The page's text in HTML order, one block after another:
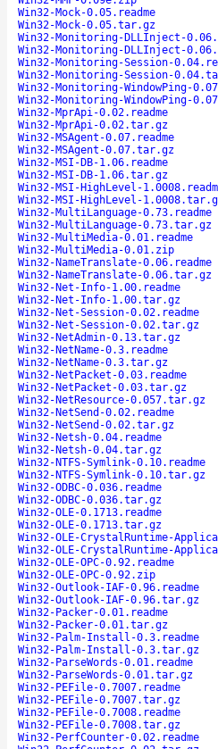
Win32-Mock-0.05.readme
Win32-Mock-0.05.tar.gz
Win32-Monitoring-DLLInject-
Win32-Monitoring-DLLInject-
Win32-Monitoring-Session-
Win32-Monitoring-Session-
Win32-Monitoring-WindowPing-
Win32-Monitoring-WindowPing-
Win32-MprApi-0.02.readme
Win32-MprApi-0.02.tar.gz
Win32-MSAgent-0.07.readme
Win32-MSAgent-0.07.tar.gz
Win32-MSI-DB-1.06.readme
Win32-MSI-DB-1.06.tar.gz
Win32-MSI-HighLevel-
Win32-MSI-HighLevel-
Win32-MultiLanguage-0.73.readme
Win32-MultiLanguage-0.73.tar.gz
Win32-MultiMedia-0.01.readme
Win32-MultiMedia-0.01.zip
Win32-NameTranslate-0.06.readme
Win32-NameTranslate-0.06.tar.gz
Win32-Net-Info-1.00.readme
Win32-Net-Info-1.00.tar.gz
Win32-Net-Session-0.02.readme
Win32-Net-Session-0.02.tar.gz
Win32-NetAdmin-0.13.tar.gz
Win32-NetName-0.3.readme
Win32-NetName-0.3.tar.gz
Win32-NetPacket-0.03.readme
Win32-NetPacket-0.03.tar.gz
Win32-NetResource-0.057.tar.gz
Win32-NetSend-0.02.readme
Win32-NetSend-0.02.tar.gz
Win32-Netsh-0.04.readme
Win32-Netsh-0.04.tar.gz
Win32-NTFS-Symlink-0.10.readme
Win32-NTFS-Symlink-0.10.tar.gz
Win32-ODBC-0.036.readme
Win32-ODBC-0.036.tar.gz
Win32-OLE-0.1713.readme
Win32-OLE-0.1713.tar.gz
Win32-OLE-CrystalRuntime-
Win32-OLE-CrystalRuntime-
Win32-OLE-OPC-0.92.readme
Win32-OLE-OPC-0.92.zip
Win32-Outlook-IAF-0.96.readme
Win32-Outlook-IAF-0.96.tar.gz
Win32-Packer-0.01.readme
Win32-Packer-0.01.tar.gz
Win32-Palm-Install-0.3.readme
Win32-Palm-Install-0.3.tar.gz
Win32-ParseWords-0.01.readme
Win32-ParseWords-0.01.tar.gz
Win32-PEFile-0.7007.readme
Win32-PEFile-0.7007.tar.gz
Win32-PEFile-0.7008.readme
Win32-PEFile-0.7008.tar.gz
Win32-PerfCounter-0.02.readme